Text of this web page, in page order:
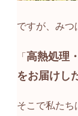
ですが、みつ
「 高熱処理
をお届けし
そこで私たち